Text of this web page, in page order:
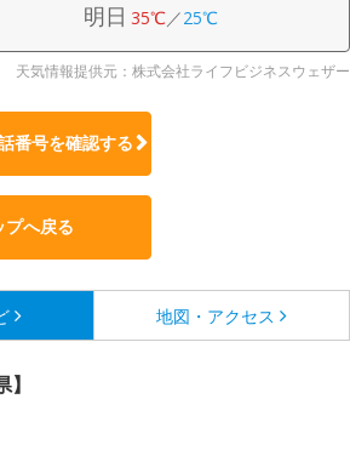
明日 35℃／25℃
天気情報提供元：株式会社ライフビジネスウェザー
番号を確認する
プへ戻る
地図・アクセス